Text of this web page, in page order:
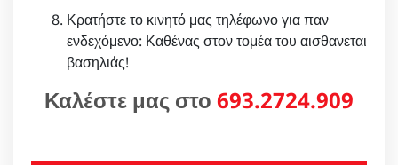
Κρατήστε το κινητό μας τηλέφωνο για παν
ενδεχόμενο: Καθένας στον τομέα του αισθανεται
βασηλιάς!
Καλέστε μας στο 693.2724.909